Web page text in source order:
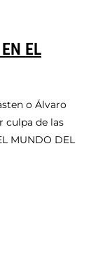
EL
o Álvaro
culpa de las
MUNDO DEL